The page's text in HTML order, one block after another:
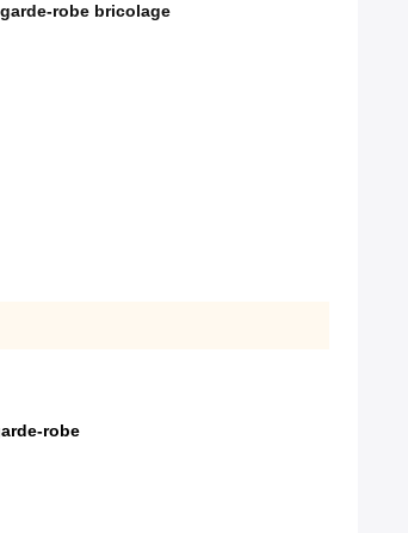
robe bricolage
robe